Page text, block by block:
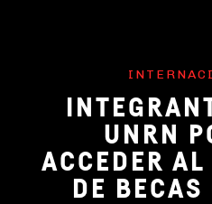
UNRN
ACCEDER
DE